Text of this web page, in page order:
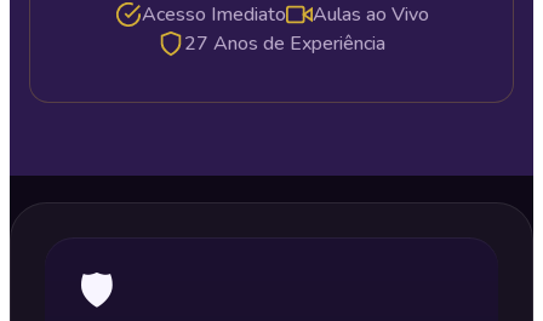
Acesso Imediato
Aulas ao Vivo
27 Anos de Experiência
🛡️